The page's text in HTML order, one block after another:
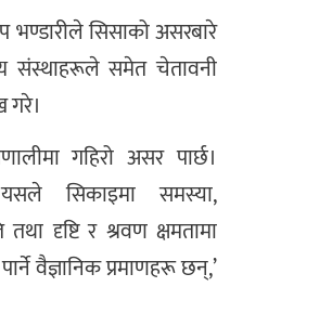
भण्डारीले सिसाको असरबारे
संस्थाहरूले समेत चेतावनी
गहिरो असर पार्छ।
यसले सिकाइमा समस्या,
दृष्टि र श्रवण क्षमतामा
वैज्ञानिक प्रमाणहरू छन्,’